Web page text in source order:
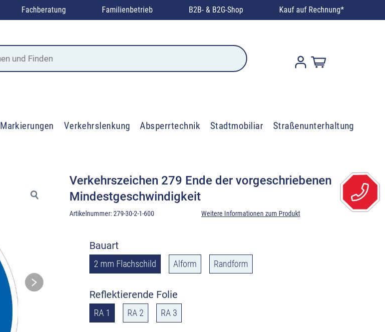
Fachberatung Familienbetrieb B2B- & B2G-Shop Kauf auf Rechnung*
Markierungen Verkehrslenkung Absperrtechnik Stadtmobiliar Straßenunterhaltung
Verkehrszeichen 279 Ende der vorgeschriebenen
Mindestgeschwindigkeit
Artikelnummer:279-30-2-1-600 Weitere Informationen zum Produkt
Bauart
2 mm Flachschild Alform Randform
Reflektierende Folie
RA 1 RA 2 RA 3